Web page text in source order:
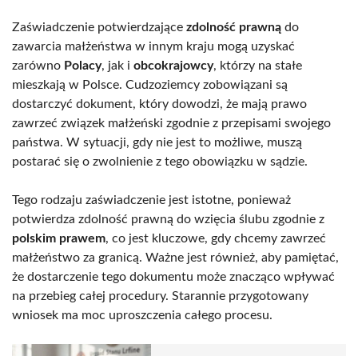
Zaświadczenie potwierdzające zdolność prawną do
zawarcia małżeństwa w innym kraju mogą uzyskać
zarówno Polacy, jak i obcokrajowcy, którzy na stałe
mieszkają w Polsce. Cudzoziemcy zobowiązani są
dostarczyć dokument, który dowodzi, że mają prawo
zawrzeć związek małżeński zgodnie z przepisami swojego
państwa. W sytuacji, gdy nie jest to możliwe, muszą
postarać się o zwolnienie z tego obowiązku w sądzie.
Tego rodzaju zaświadczenie jest istotne, ponieważ
potwierdza zdolność prawną do wzięcia ślubu zgodnie z
polskim prawem, co jest kluczowe, gdy chcemy zawrzeć
małżeństwo za granicą. Ważne jest również, aby pamiętać,
że dostarczenie tego dokumentu może znacząco wpływać
na przebieg całej procedury. Starannie przygotowany
wniosek ma moc uproszczenia całego procesu.